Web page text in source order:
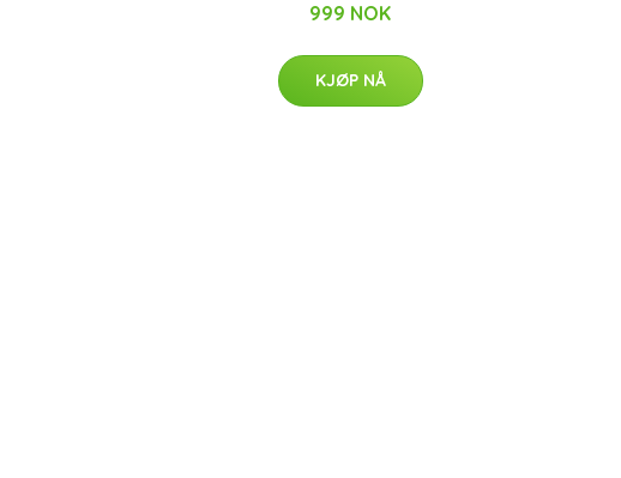
999 NOK
KJØP NÅ